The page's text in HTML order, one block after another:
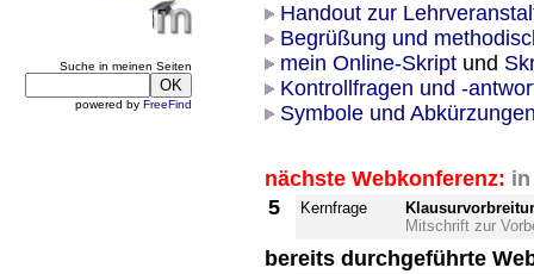
Suche in meinen Seiten
powered by FreeFind
Handout zur
Begrüßung und
mein Online-Skript und
Kontrollfragen und -
Symbole und
nächste Webkonferenz:
5
Kernfrage
Mitschrift zur
bereits durchgeführte